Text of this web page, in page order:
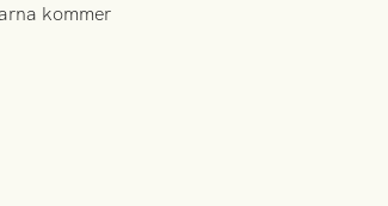
kommer